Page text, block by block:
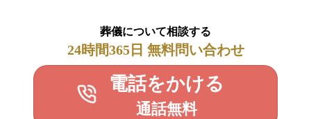
葬儀について相談する
24時間365日 無料問い合わせ
電話をかける
通話無料